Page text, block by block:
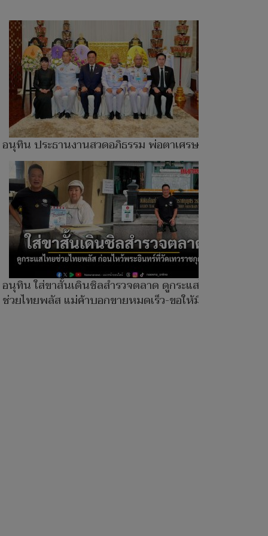
อนุทิน ประธานงานสวดอภิธรรม พ่อตาเศรษฐา
อนุทิน ใส่ขาสั้นเดินชิลสำรวจตลาด ดูกระแสไทย
ช่วยไทยพลัส แม่ค้าบอกขายหมดเร็ว-ขอให้มีอีก